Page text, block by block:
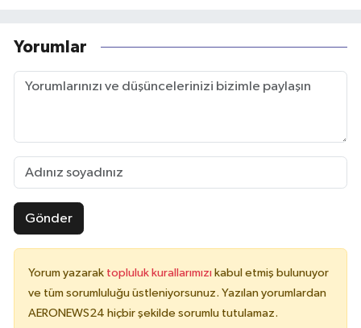
Yorumlar
Gönder
Yorum yazarak topluluk kurallarımızı kabul etmiş bulunuyor
ve tüm sorumluluğu üstleniyorsunuz. Yazılan yorumlardan
AERONEWS24 hiçbir şekilde sorumlu tutulamaz.